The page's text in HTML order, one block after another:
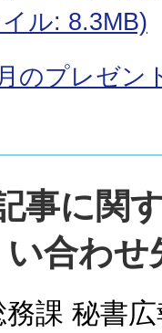
ル: 8.3MB)
のプレゼン
事に関
い合わせ
務課 秘書